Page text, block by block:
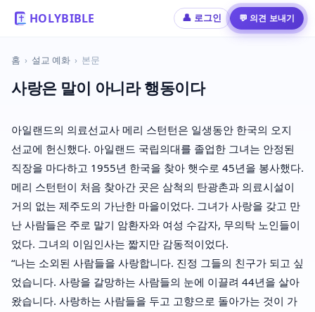
HOLYBIBLE 👤 로그인 💬 의견 보내기
홈 › 설교 예화 › 본문
사랑은 말이 아니라 행동이다
아일랜드의 의료선교사 메리 스턴턴은 일생동안 한국의 오지
선교에 헌신했다. 아일랜드 국립의대를 졸업한 그녀는 안정된
직장을 마다하고 1955년 한국을 찾아 햇수로 45년을 봉사했다.
메리 스턴턴이 처음 찾아간 곳은 삼척의 탄광촌과 의료시설이
거의 없는 제주도의 가난한 마을이었다. 그녀가 사랑을 갖고 만
난 사람들은 주로 말기 암환자와 여성 수감자, 무의탁 노인들이
었다. 그녀의 이임인사는 짧지만 감동적이었다.
“나는 소외된 사람들을 사랑합니다. 진정 그들의 친구가 되고 싶
었습니다. 사랑을 갈망하는 사람들의 눈에 이끌려 44년을 살아
왔습니다. 사랑하는 사람들을 두고 고향으로 돌아가는 것이 가